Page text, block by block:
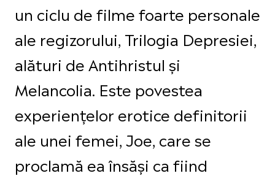
un ciclu de filme foarte personale
ale regizorului, Trilogia Depresiei,
alături de Antihristul și
Melancolia. Este povestea
experiențelor erotice definitorii
ale unei femei, Joe, care se
proclamă ea însăși ca fiind